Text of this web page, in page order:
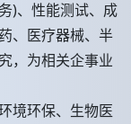
)、性能测试、成
、医疗器械、半
，为相关企事业
境环保、生物医